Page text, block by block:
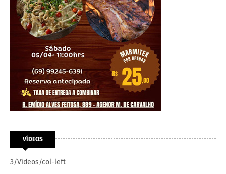
VÍDEOS
3/Vídeos/col-left